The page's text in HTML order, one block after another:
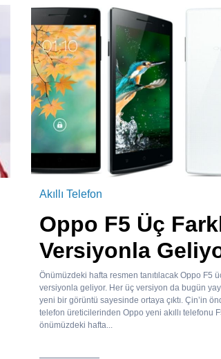
Akıllı Telefon
Oppo F5 Üç
Versiyonla
Önümüzdeki hafta resmen tanıtılacak Oppo F5
versiyonla geliyor. Her üç versiyon da bugün
yeni bir görüntü sayesinde ortaya çıktı. Çin’in
telefon üreticilerinden Oppo yeni akıllı telefonu
önümüzdeki hafta...